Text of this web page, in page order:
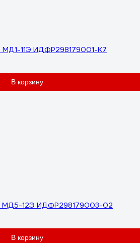
11Э ИДФР298179001-К7
В корзину
МД5-12Э ИДФР298179003-02
В корзину